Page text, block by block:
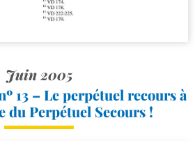
Juin 2005
13 – Le perpétuel recours à
du Perpétuel Secours !